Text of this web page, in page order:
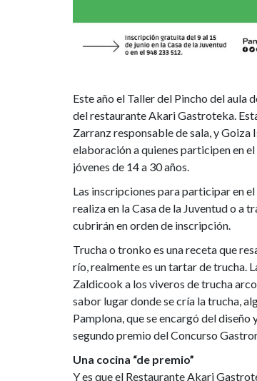
tronko’,
creación
ganadora
de
la
XXIII
Semana
del
Pincho
Este año el Taller del Pincho del aula
del restaurante Akari Gastroteka.
Zarranz responsable de sala, y
elaboración a quienes participen en
jóvenes de 14 a 30 años.
Las inscripciones para participar en
realiza en la Casa de la Juventud o a
cubrirán en orden de inscripción.
Trucha o tronko es una receta que
río, realmente es un tartar de trucha.
Zaldicook a los viveros de trucha
sabor lugar donde se cría la trucha,
Pamplona, que se encargó del
segundo premio del Concurso
Una cocina “de premio”
Y es que el Restaurante Akari